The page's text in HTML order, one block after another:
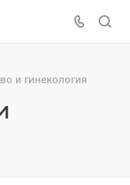
и гинекология